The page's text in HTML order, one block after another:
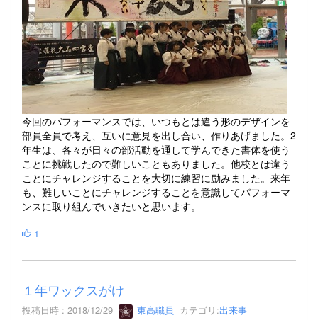
今回のパフォーマンスでは、いつもとは違う形のデザインを
部員全員で考え、互いに意見を出し合い、作りあげました。2
年生は、各々が日々の部活動を通して学んできた書体を使う
ことに挑戦したので難しいこともありました。他校とは違う
ことにチャレンジすることを大切に練習に励みました。来年
も、難しいことにチャレンジすることを意識してパフォーマ
ンスに取り組んでいきたいと思います。
1
１年ワックスがけ
投稿日時 : 2018/12/29 東高職員 カテゴリ:出来事